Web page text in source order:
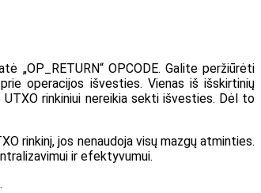
„OP_RETURN“ OPCODE. Galite peržiūrėti
operacijos išvesties. Vienas iš išskirtinių
rinkiniui nereikia sekti išvesties. Dėl to
rinkinį, jos nenaudoja visų mazgų atminties.
ir efektyvumui.